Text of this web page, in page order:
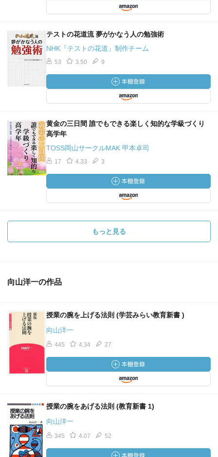
テストの花道流 夢がかなう人の勉強術
NHK『テストの花道』制作チーム
53 3.50 9
黄金の三日間 誰でもできる楽しく知的な学級づくり
高学年
TOSS岡山サークルMAK 甲本卓司
17 4.33 3
もっと見る
向山洋一の作品
授業の腕を上げる法則 (学芸みらい教育新書 )
向山洋一
445 4.34 27
授業の腕をあげる法則 (教育新書 1)
向山洋一
345 4.07 52